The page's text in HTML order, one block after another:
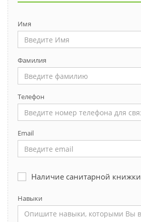
Имя
Фамилия
Телефон
Email
Наличие санитарной книжки
Навыки